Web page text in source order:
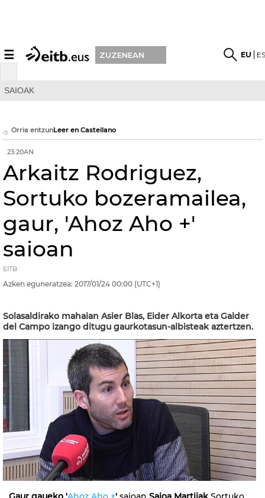
☰ ZUZENEAN EU
SAIOAK
Orria entzunLeer en Castellano
23:20AN
Arkaitz Rodriguez,
Sortuko bozeramailea,
gaur, 'Ahoz Aho +'
saioan
EITB
Azken eguneratzea: 2017/01/24 00:00 (UTC+1)
Solasaldirako mahaian Asier Blas, Eider Alkorta eta Galder
del Campo izango ditugu gaurkotasun-albisteak aztertzen.